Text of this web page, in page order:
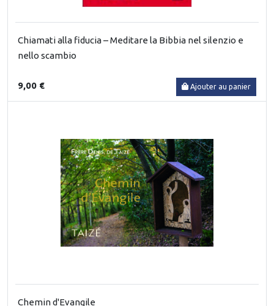
Chiamati alla fiducia – Meditare la Bibbia nel silenzio e
nello scambio
9,00 € Ajouter au panier
Chemin d'Evangile